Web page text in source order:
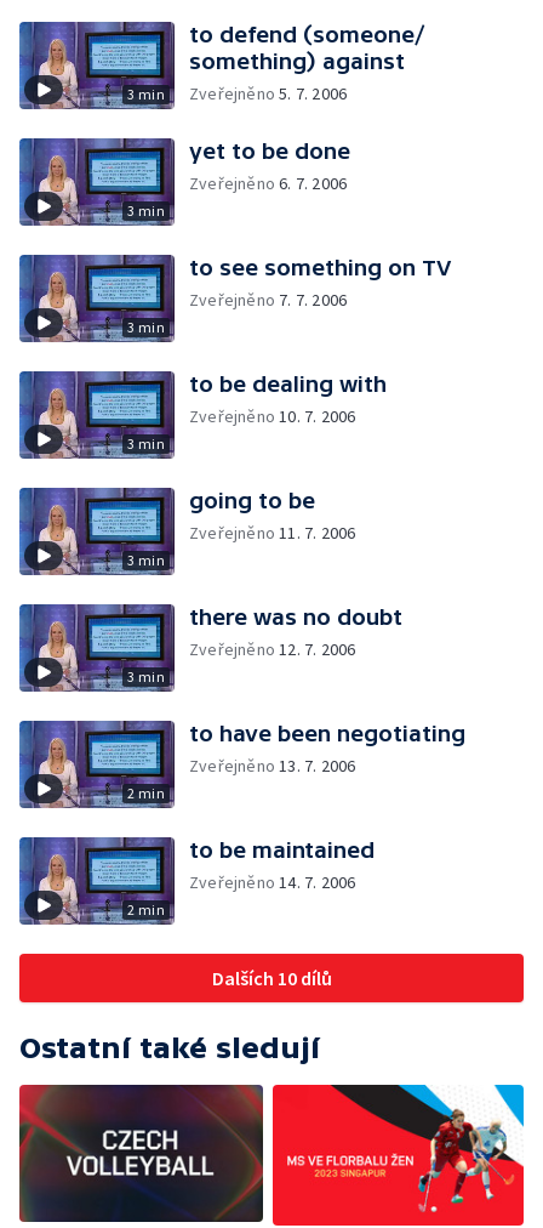
3 min
to defend (someone/
something) against
Zveřejněno5. 7. 2006
3 min
yet to be done
Zveřejněno6. 7. 2006
3 min
to see something on TV
Zveřejněno 7. 7. 2006
3 min
to be dealing with
Zveřejněno10. 7. 2006
3 min
going to be
Zveřejněno11. 7. 2006
3 min
there was no doubt
Zveřejněno12. 7. 2006
2 min
to have been negotiating
Zveřejněno13. 7. 2006
2 min
to be maintained
Zveřejněno14. 7. 2006
Dalších 10 dílů
Ostatní také sledují